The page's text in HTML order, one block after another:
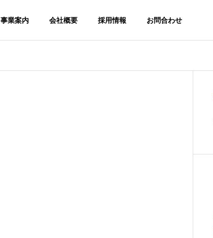
事業案内 会社概要 採用情報 お問合わせ